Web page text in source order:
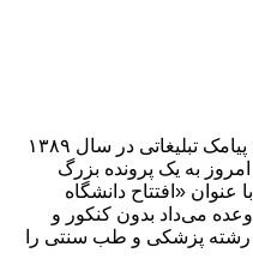
به گزارش پایگاه خبری خبرشهر، یک پیامک تبلیغاتی در سال ۱۳۸۹
به یک پرونده بزرگ
«افتتاح دانشگاه
می‌داد بدون کنکور و
رشته پزشکی و طب سنتی را